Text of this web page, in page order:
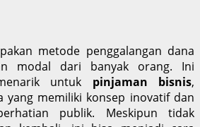
metode penggalangan dana
modal dari banyak orang. Ini
untuk pinjaman bisnis,
yang memiliki konsep inovatif dan
publik. Meskipun tidak